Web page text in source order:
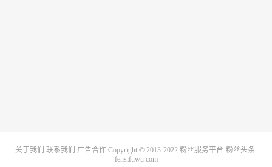
关于我们 联系我们 广告合作 Copyright © 2013-2022 粉丝服务平台-粉丝头条-
fensifuwu.com